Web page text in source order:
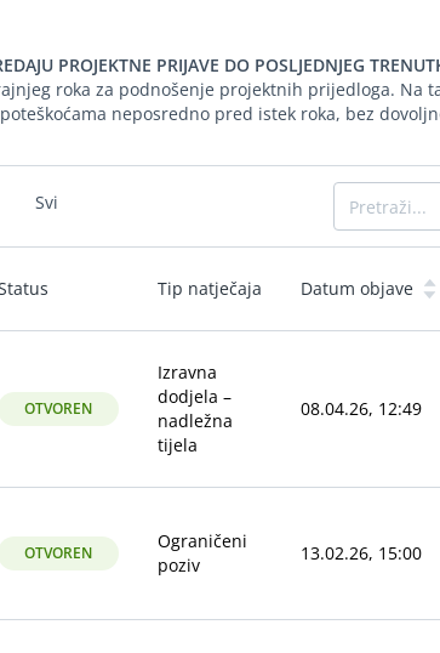
PROJEKTNE PRIJAVE DO POSLJEDNJEG
roka za podnošenje projektnih prijedloga. Na
neposredno pred istek roka, bez
Svi
Tip natječaja Datum objave
OTVOREN
Izravna
dodjela –
nadležna
tijela
08.04.26, 12:49
OTVOREN
Ograničeni
poziv
13.02.26, 15:00